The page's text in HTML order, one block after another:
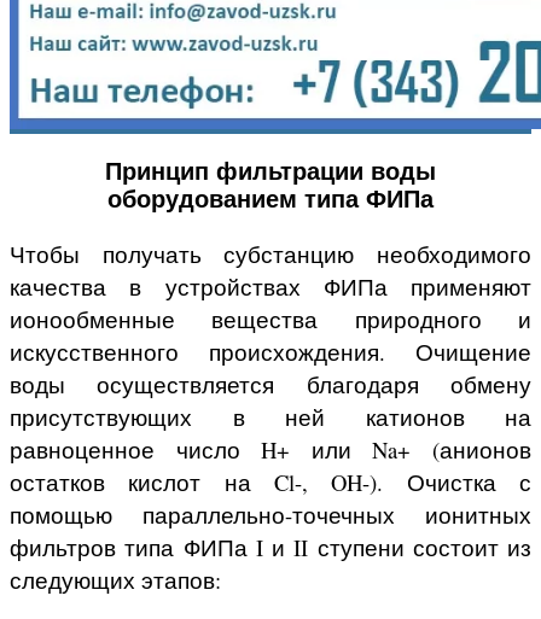
Принцип фильтрации воды
оборудованием типа ФИПа
Чтобы получать субстанцию необходимого
качества в устройствах ФИПа применяют
ионообменные вещества природного и
искусственного происхождения. Очищение
воды осуществляется благодаря обмену
присутствующих в ней катионов на
равноценное число H+ или Na+ (анионов
остатков кислот на Cl-, OH-). Очистка с
помощью параллельно-точечных ионитных
фильтров типа ФИПа I и II ступени состоит из
следующих этапов: